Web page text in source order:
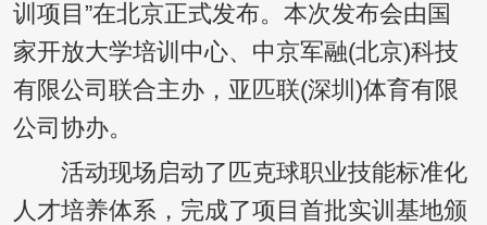
训项目”在北京正式发布。本次发布会由国
家开放大学培训中心、中京军融(北京)科技
有限公司联合主办，亚匹联(深圳)体育有限
公司协办。
活动现场启动了匹克球职业技能标准化
人才培养体系，完成了项目首批实训基地颁